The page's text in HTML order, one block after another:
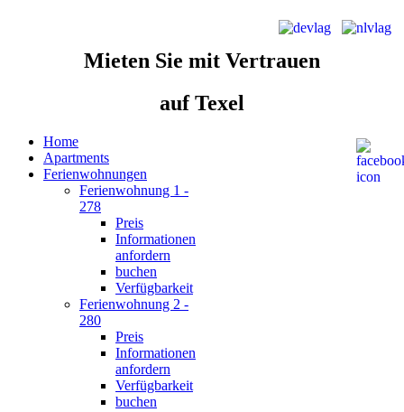
Mieten Sie mit Vertrauen
auf Texel
Home
Apartments
Ferienwohnungen
Ferienwohnung 1 -
278
Preis
Informationen
anfordern
buchen
Verfügbarkeit
Ferienwohnung 2 -
280
Preis
Informationen
anfordern
Verfügbarkeit
buchen